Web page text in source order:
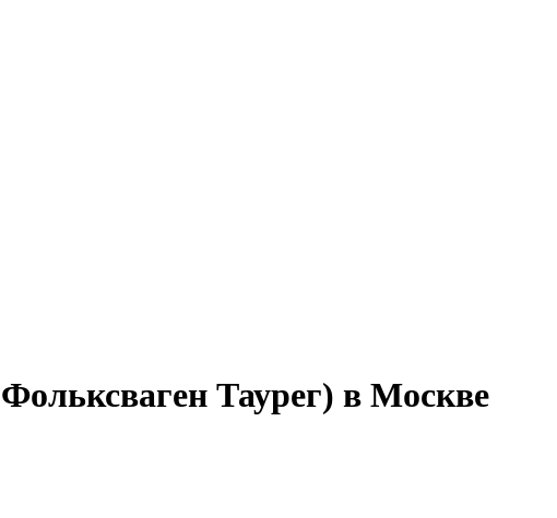
Таурег) в Москве